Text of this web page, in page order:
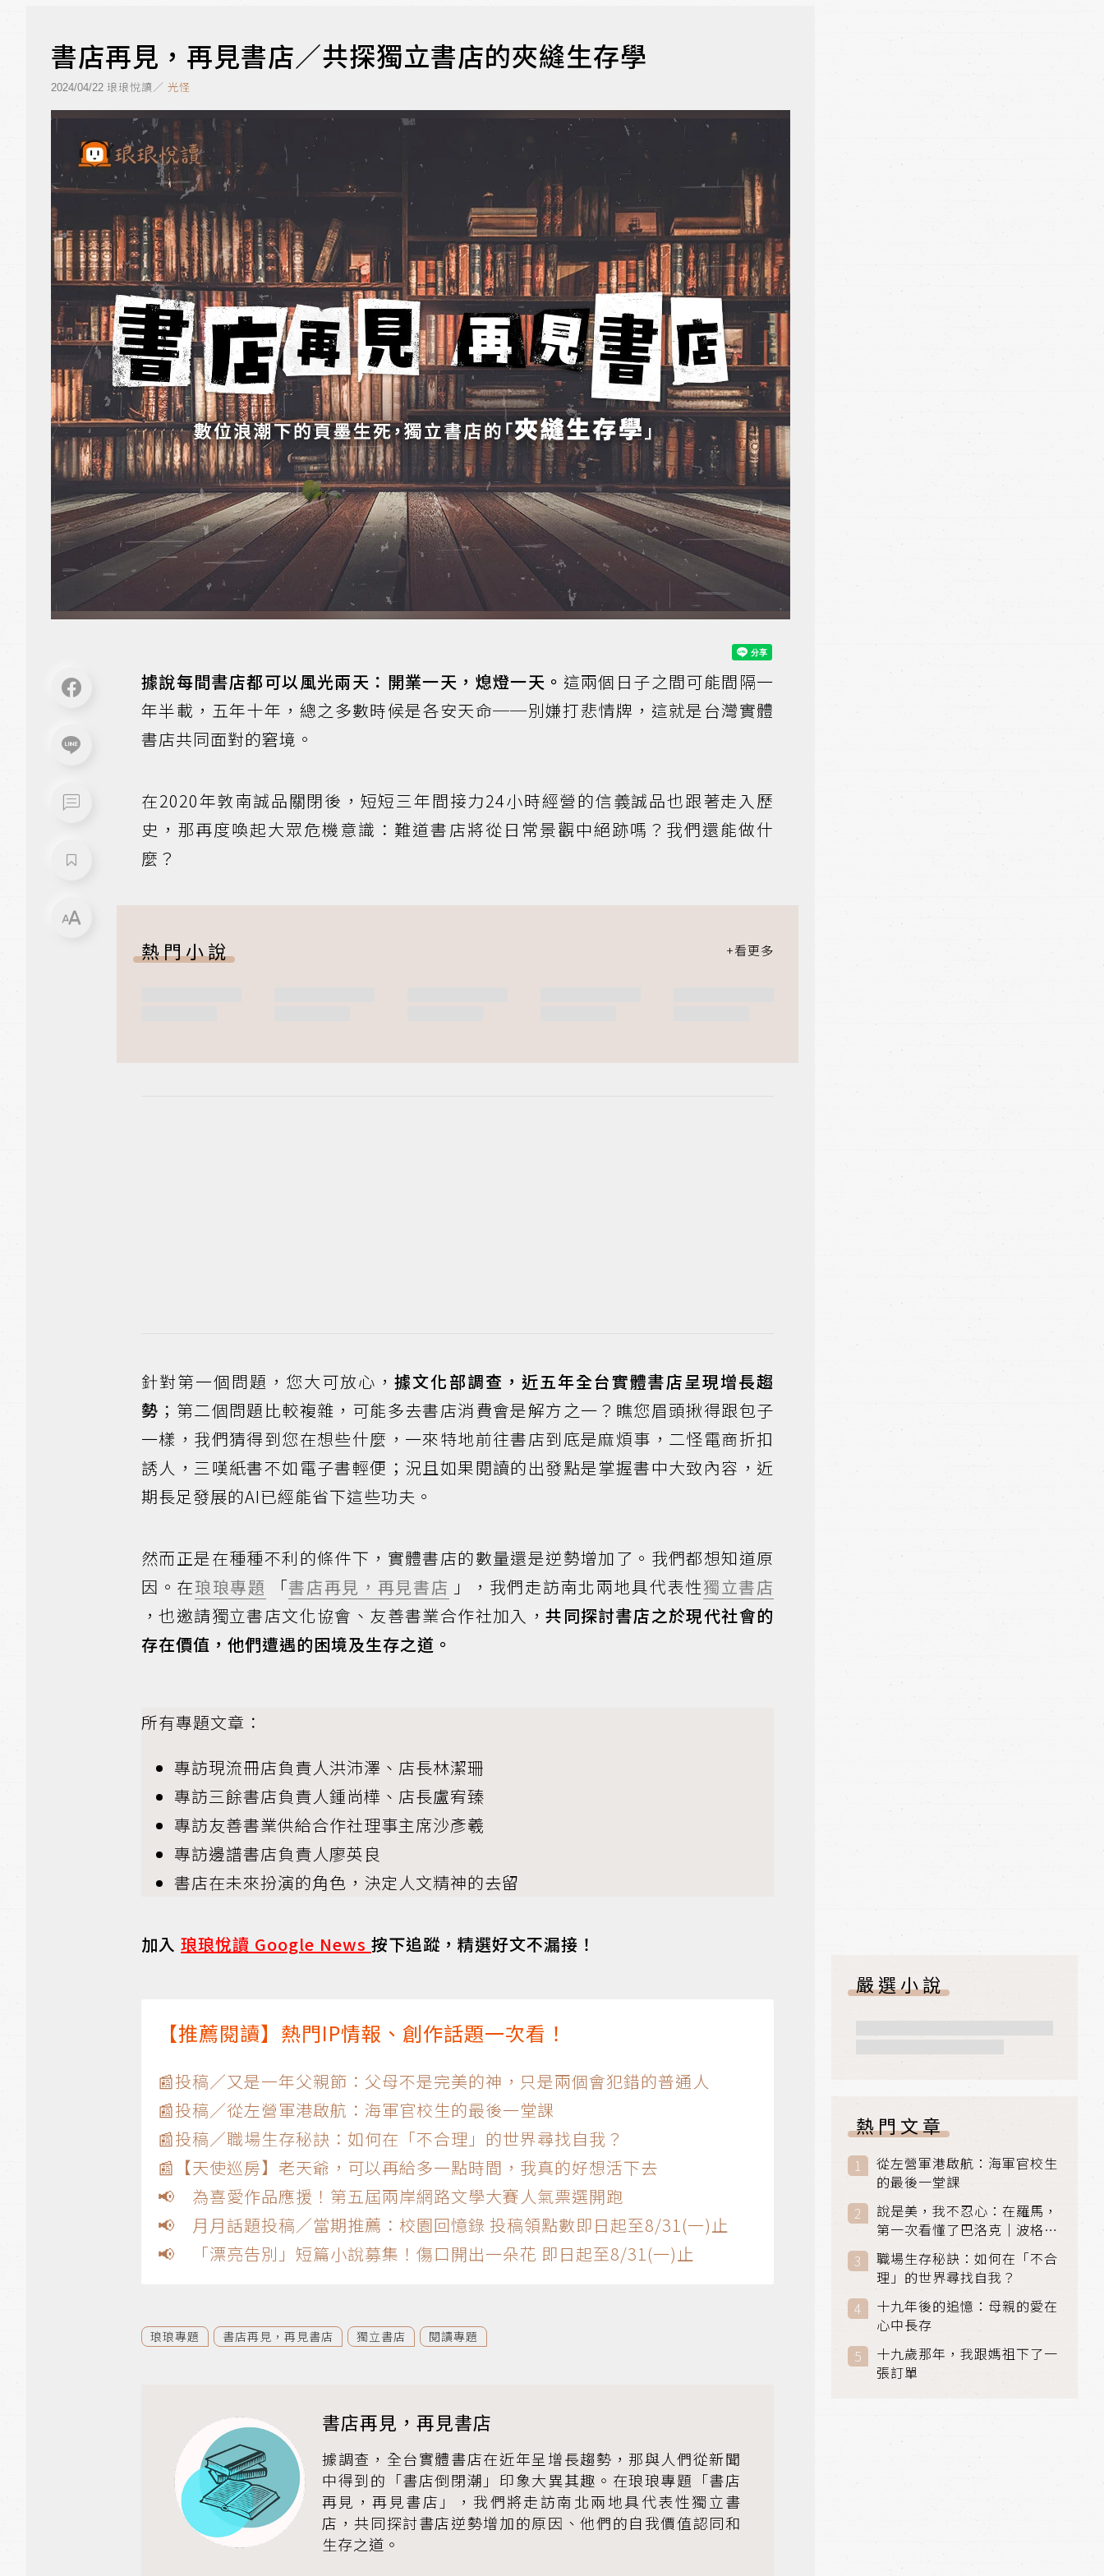
書店再見，再見書店／共探獨立書店的夾縫生存學
2024/04/22 琅琅悅讀／ 光怪
據說每間書店都可以風光兩天：開業一天，熄燈一天。 這兩個日子之間可能間隔一
年半載，五年十年，總之多數時候是各安天命──別嫌打悲情牌，這就是台灣實體
書店共同面對的窘境。
在2020年敦南誠品關閉後，短短三年間接力24小時經營的信義誠品也跟著走入歷
史，那再度喚起大眾危機意識：難道書店將從日常景觀中絕跡嗎？我們還能做什
麼？
熱門小說
針對第一個問題，您大可放心，據文化部調查，近五年全台實體書店呈現增長趨
勢 ；第二個問題比較複雜，可能多去書店消費會是解方之一？瞧您眉頭揪得跟包子
一樣，我們猜得到您在想些什麼，一來特地前往書店到底是麻煩事，二怪電商折扣
誘人，三嘆紙書不如電子書輕便；況且如果閱讀的出發點是掌握書中大致內容，近
期長足發展的AI已經能省下這些功夫。
然而正是在種種不利的條件下，實體書店的數量還是逆勢增加了。我們都想知道原
因。在琅琅專題 「書店再見，再見書店 」，我們走訪南北兩地具代表性獨立書店
，也邀請獨立書店文化協會、友善書業合作社加入，共同探討書店之於現代社會的
存在價值，他們遭遇的困境及生存之道。
所有專題文章：
專訪現流冊店負責人洪沛澤、店長林潔珊
專訪三餘書店負責人鍾尚樺、店長盧宥臻
專訪友善書業供給合作社理事主席沙彥羲
專訪邊譜書店負責人廖英良
書店在未來扮演的角色，決定人文精神的去留
加入 琅琅悅讀 Google News 按下追蹤，精選好文不漏接！
【推薦閱讀】熱門IP情報、創作話題一次看！
📰投稿／又是一年父親節：父母不是完美的神，只是兩個會犯錯的普通人
📰投稿／從左營軍港啟航：海軍官校生的最後一堂課
📰投稿／職場生存秘訣：如何在「不合理」的世界尋找自我？
📰【天使巡房】老天爺，可以再給多一點時間，我真的好想活下去
📢 為喜愛作品應援！第五屆兩岸網路文學大賽人氣票選開跑
📢 月月話題投稿／當期推薦：校園回憶錄 投稿領點數即日起至8/31(一)止
📢 「漂亮告別」短篇小說募集！傷口開出一朵花 即日起至8/31(一)止
琅琅專題 書店再見，再見書店 獨立書店 閱讀專題
書店再見，再見書店
據調查，全台實體書店在近年呈增長趨勢，那與人們從新聞
中得到的「書店倒閉潮」印象大異其趣。在琅琅專題「書店
再見，再見書店」，我們將走訪南北兩地具代表性獨立書
店，共同探討書店逆勢增加的原因、他們的自我價值認同和
生存之道。
嚴選小說
熱門文章
從左營軍港啟航：海軍官校生
的最後一堂課
說是美，我不忍心：在羅馬，
第一次看懂了巴洛克｜波格賽
美術館 (Galleria Borghese)
｜義大利 羅馬
職場生存秘訣：如何在「不合
理」的世界尋找自我？
十九年後的追憶：母親的愛在
心中長存
十九歲那年，我跟媽祖下了一
張訂單